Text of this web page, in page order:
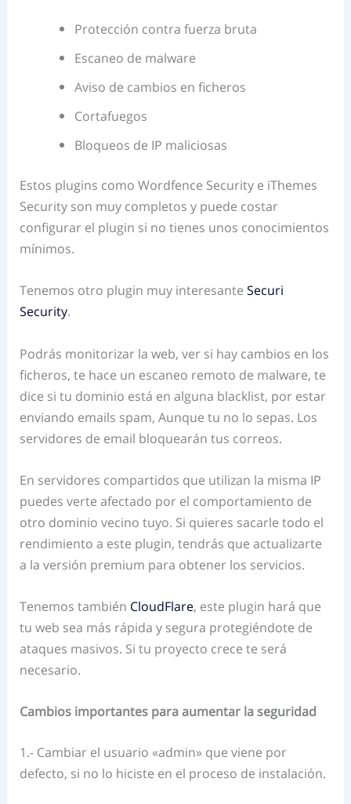
Protección contra fuerza bruta
Escaneo de malware
Aviso de cambios en ficheros
Cortafuegos
Bloqueos de IP maliciosas
Estos plugins como Wordfence Security e iThemes
Security son muy completos y puede costar
configurar el plugin si no tienes unos conocimientos
mínimos.
Tenemos otro plugin muy interesanteSecuri
Security.
Podrás monitorizar la web, ver si hay cambios en los
ficheros, te hace un escaneo remoto de malware, te
dice si tu dominio está en alguna blacklist, por estar
enviando emails spam, Aunque tu no lo sepas. Los
servidores de email bloquearán tus correos.
En servidores compartidos que utilizan la misma IP
puedes verte afectado por el comportamiento de
otro dominio vecino tuyo. Si quieres sacarle todo el
rendimiento a este plugin, tendrás que actualizarte
a la versión premium para obtener los servicios.
Tenemos también CloudFlare, este plugin hará que
tu web sea más rápida y segura protegiéndote de
ataques masivos. Si tu proyecto crece te será
necesario.
Cambios importantes para aumentar la seguridad
1.- Cambiar el usuario «admin» que viene por
defecto, si no lo hiciste en el proceso de instalación.